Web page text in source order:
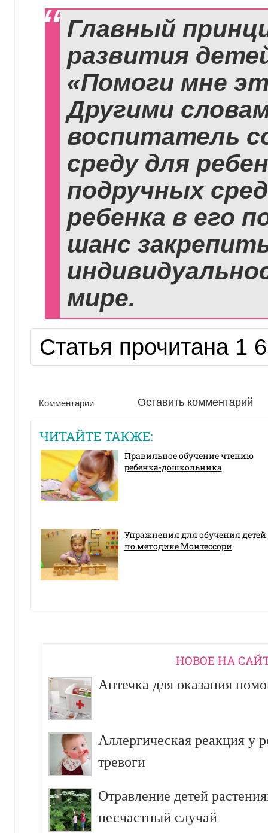
Главный
развития
«Помоги мне
Другими
воспитатель
среду для
подручных
ребенка в его
шанс
мире.
Статья прочитана 1
Комментарии Оставить комментарий
ЧИТАЙТЕ ТАКЖЕ:
Правильное обучение чтению
ребенка-дошкольника
Упражнения для обучения детей
по методике Монтессори
НОВОЕ НА
Аптечка для оказания
Аллергическая реакция у
тревоги
Отравление детей
несчастный случай